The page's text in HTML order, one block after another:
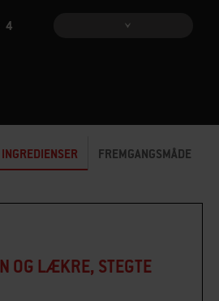
4
INGREDIENSER FREMGANGSMÅDE
OG LÆKRE, STEGTE